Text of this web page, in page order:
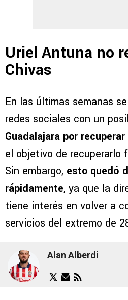
Uriel Antuna no
Chivas
En las últimas semanas
redes sociales con un
Guadalajara por
el objetivo de recuperarlo
Sin embargo, esto quedó
rápidamente, ya que la
tiene interés en volver a
servicios del extremo de
Alan Alberdi